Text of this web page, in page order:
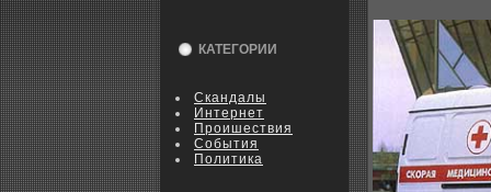
КАТЕГОРИИ
Скандалы
Интернет
Пpoишествия
События
Политика